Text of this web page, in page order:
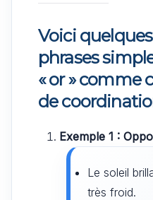
Voici
phrases
« or »comme
de
Exemple 1 :
Le soleil
très froid.